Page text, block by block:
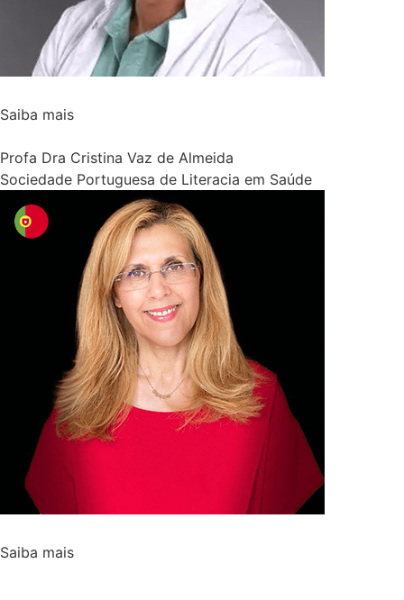
Saiba mais
Profa Dra Cristina Vaz de Almeida
Sociedade Portuguesa de Literacia em Saúde
Saiba mais